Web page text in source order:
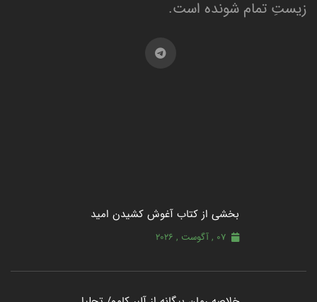
زیستِ تمام شونده است.
بخشی از کتاب آغوش کشیدن امید
07 , آگوست , 2026